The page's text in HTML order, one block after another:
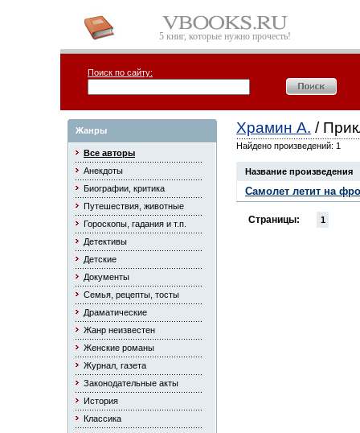
5 книг, которые нужно прочесть!
Поиск по сайту:
Жанры
Все авторы
Анекдоты
Биографии, критика
Путешествия, животные
Гороскопы, гадания и т.п.
Детективы
Детские
Документы
Семья, рецепты, тосты
Драматические
Жанр неизвестен
Женские романы
Журнал, газета
Законодательные акты
История
Классика
Храмин А. /
Найдено произведений: 1
Название произведения
Самолет летит на
Страницы: 1